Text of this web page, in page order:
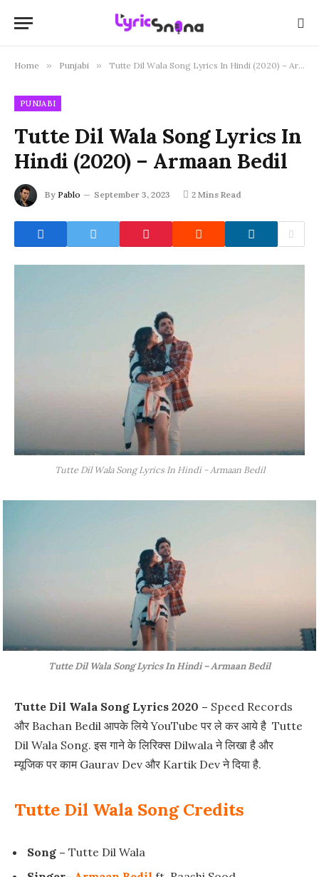
Home » Punjabi » Tutte Dil Wala Song Lyrics In Hindi (2020) – Armaan Bedil
PUNJABI
Tutte Dil Wala Song Lyrics In
Hindi (2020) – Armaan Bedil
By Pablo September 3, 2023 2 Mins Read
Tutte Dil Wala Song Lyrics In Hindi - Armaan Bedil
Tutte Dil Wala Song Lyrics In Hindi – Armaan Bedil
Tutte Dil Wala Song Lyrics 2020 – Speed Records
और Bachan Bedil आपके लिये YouTube पर ले कर आये है Tutte
Dil Wala Song. इस गाने के लिरिक्स Dilwala ने लिखा है और
म्यूजिक पर काम Gaurav Dev और Kartik Dev ने दिया है.
Tutte Dil Wala Song Credits
Song – Tutte Dil Wala